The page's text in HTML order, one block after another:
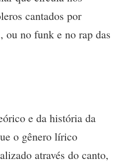
cantados por
ou no funk e no rap das
e da história da
o gênero lírico
através do canto,